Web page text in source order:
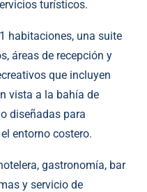
turísticos.
habitaciones, una suite
áreas de recepción y
que incluyen
vista a la bahía de
diseñadas para
entorno costero.
gastronomía, bar
y servicio de